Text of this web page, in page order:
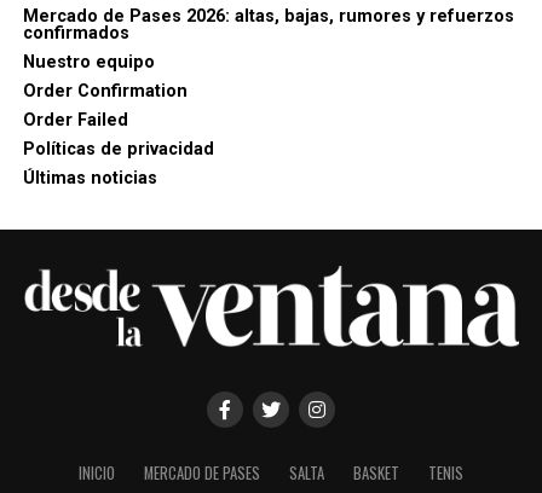
Mercado de Pases 2026: altas, bajas, rumores y refuerzos
confirmados
Nuestro equipo
Order Confirmation
Order Failed
Políticas de privacidad
Últimas noticias
INICIO MERCADO DE PASES SALTA BASKET TENIS